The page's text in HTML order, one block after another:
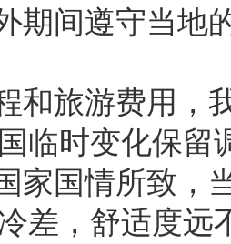
期间遵守当地
和旅游费用，
临时变化保留
家国情所致，
差，舒适度